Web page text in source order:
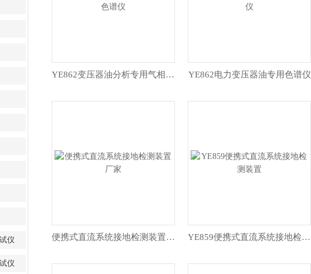
仪
仪
YE862变压器油分析专用气相色谱仪 YE862电力变压器油专用色谱仪
便携式直流系统接地检测装置厂家 YE859便携式直流系统接地检测装置